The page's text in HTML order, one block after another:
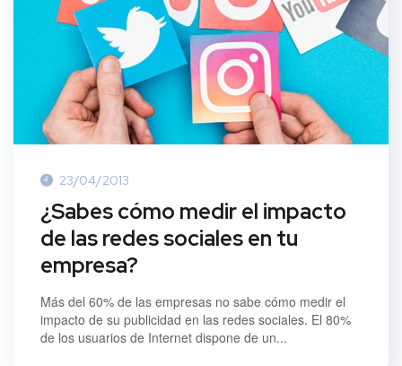
23/04/2013
¿Sabes cómo medir el impacto
de las redes sociales en tu
empresa?
Más del 60% de las empresas no sabe cómo medir el
impacto de su publicidad en las redes sociales. El 80%
de los usuarios de Internet dispone de un...